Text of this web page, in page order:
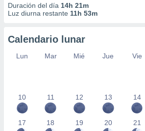
Duración del día 14h 21m
Luz diurna restante 11h 53m
Calendario lunar
Lun Mar Mié Jue Vie
10 11 12 13 14
17 18 19 20 21